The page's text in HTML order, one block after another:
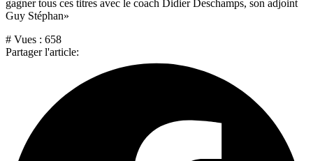
gagner tous ces titres avec le coach Didier Deschamps, son adjoint
Guy Stéphan»
# Vues : 658
Partager l'article: